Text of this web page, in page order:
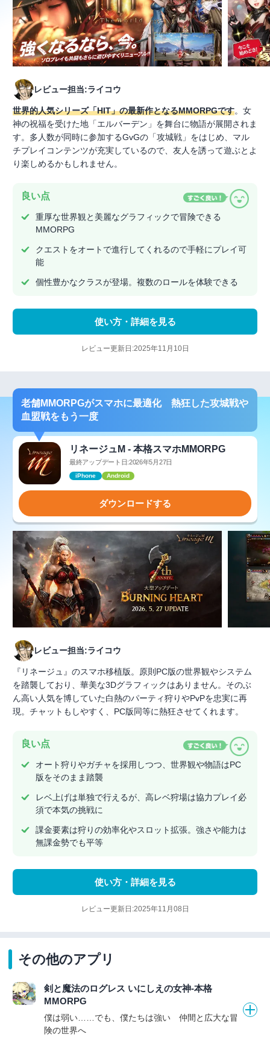
レビュー担当:ライコウ
世界的人気シリーズ「HIT」の最新作となるMMORPGです。女
神の祝福を受けた地「エルバーデン」を舞台に物語が展開されま
す。多人数が同時に参加するGvGの「攻城戦」をはじめ、マル
チプレイコンテンツが充実しているので、友人を誘って遊ぶとよ
り楽しめるかもしれません。
良い点
重厚な世界観と美麗なグラフィックで冒険できる
MMORPG
クエストをオートで進行してくれるので手軽にプレイ可
能
個性豊かなクラスが登場。複数のロールを体験できる
使い方・詳細を見る
レビュー更新日:2025年11月10日
老舗MMORPGがスマホに最適化 熱狂した攻城戦や
血盟戦をもう一度
リネージュM - 本格スマホMMORPG
最終アップデート日:2026年5月27日
iPhone Android
ダウンロードする
レビュー担当:ライコウ
『リネージュ』のスマホ移植版。原則PC版の世界観やシステム
を踏襲しており、華美な3Dグラフィックはありません。そのぶ
ん高い人気を博していた白熱のパーティ狩りやPvPを忠実に再
現。チャットもしやすく、PC版同等に熱狂させてくれます。
良い点
オート狩りやガチャを採用しつつ、世界観や物語はPC
版をそのまま踏襲
レベ上げは単独で行えるが、高レベ狩場は協力プレイ必
須で本気の挑戦に
課金要素は狩りの効率化やスロット拡張。強さや能力は
無課金勢でも平等
使い方・詳細を見る
レビュー更新日:2025年11月08日
その他のアプリ
剣と魔法のログレス いにしえの女神-本格
MMORPG
僕は弱い……でも、僕たちは強い 仲間と広大な冒
険の世界へ